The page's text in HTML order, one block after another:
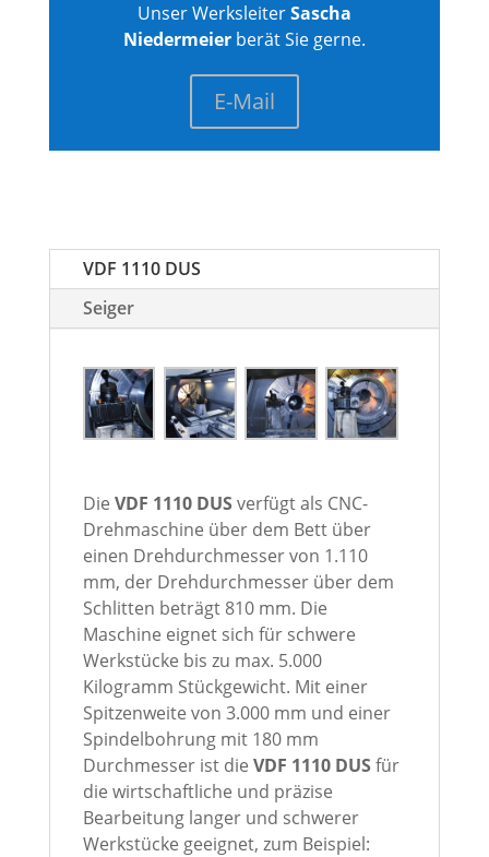
Unser WerksleiterSascha
Niedermeierberät Sie gerne.
E-Mail
VDF 1110 DUS
Seiger
Die VDF 1110 DUSverfügt als CNC-
Drehmaschine über dem Bett über
einen Drehdurchmesser von 1.110
mm, der Drehdurchmesser über dem
Schlitten beträgt 810 mm. Die
Maschine eignet sich für schwere
Werkstücke bis zu max. 5.000
Kilogramm Stückgewicht. Mit einer
Spitzenweite von 3.000 mm und einer
Spindelbohrung mit 180 mm
Durchmesser ist die VDF 1110 DUSfür
die wirtschaftliche und präzise
Bearbeitung langer und schwerer
Werkstücke geeignet, zum Beispiel: